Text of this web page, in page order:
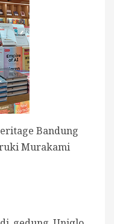
Bandung
Murakami